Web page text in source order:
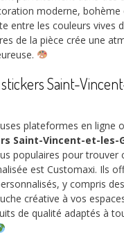
moderne, bohème
entre les couleurs vives
de la pièce crée une
stickers Saint-
plateformes en ligne
Saint-Vincent-et-les-
populaires pour trouver
est Customaxi. Ils
y compris
créative à vos
de qualité adaptés à